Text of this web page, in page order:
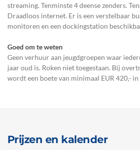
streaming. Tenminste 4 deense zenders.
Draadloos internet. Er is een verstelbaar
monitoren en een dockingstation
Goed om te weten
Geen verhuur aan jeugdgroepen waar
jaar oud is. Roken niet toegestaan. Bij
wordt een boete van minimaal EUR 420,-
Prijzen en kalender